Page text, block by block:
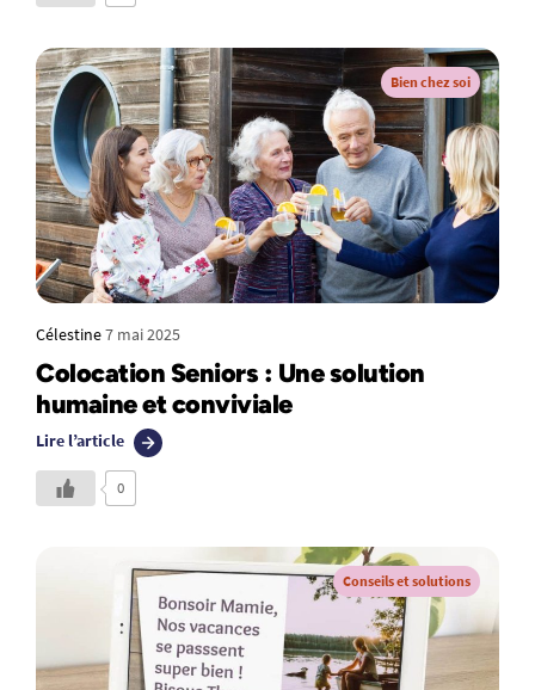
Bien chez soi
Célestine7 mai 2025
Colocation Seniors : Une solution
humaine et conviviale
Lire l’article
0
Conseils et solutions